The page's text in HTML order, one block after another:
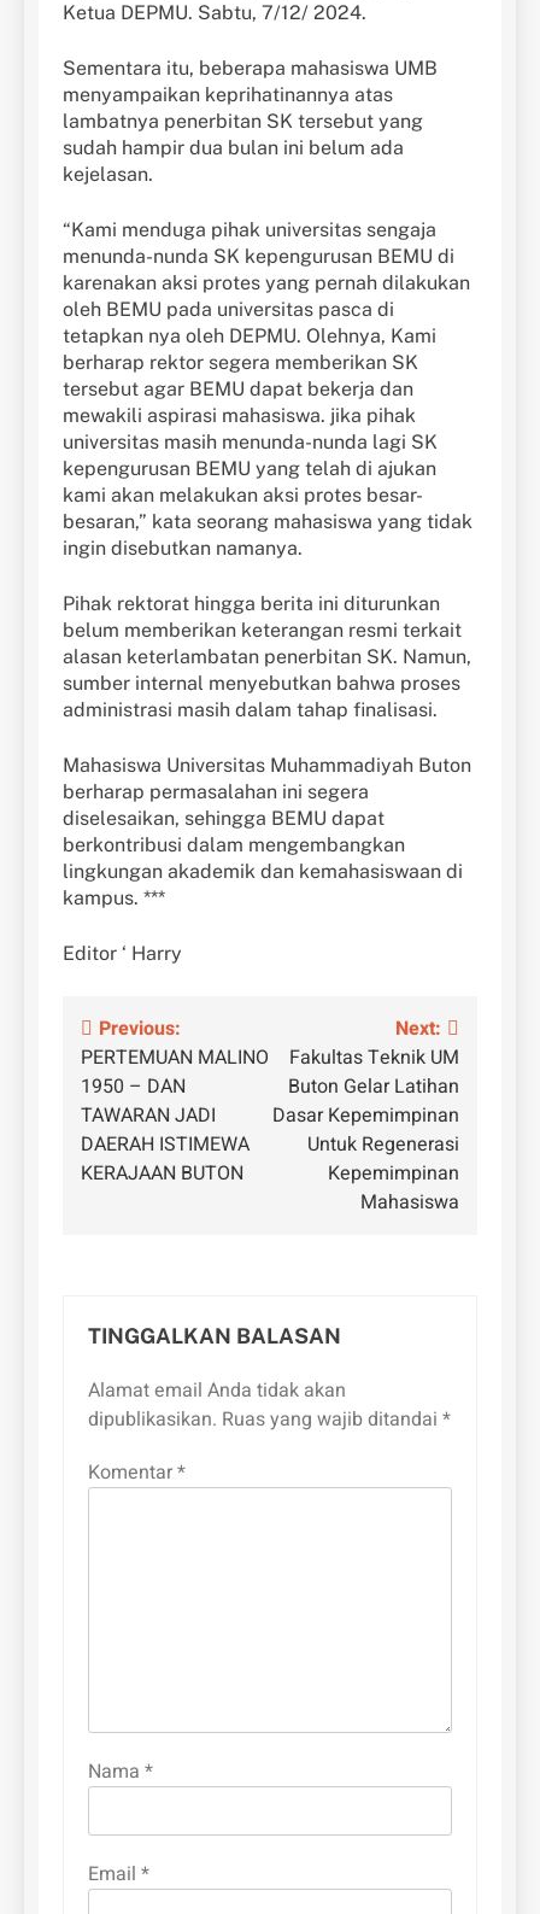
Ketua DEPMU. Sabtu, 7/12/ 2024.
Sementara itu, beberapa mahasiswa UMB
menyampaikan keprihatinannya atas
lambatnya penerbitan SK tersebut yang
sudah hampir dua bulan ini belum ada
kejelasan.
“Kami menduga pihak universitas sengaja
menunda-nunda SK kepengurusan BEMU di
karenakan aksi protes yang pernah dilakukan
oleh BEMU pada universitas pasca di
tetapkan nya oleh DEPMU. Olehnya, Kami
berharap rektor segera memberikan SK
tersebut agar BEMU dapat bekerja dan
mewakili aspirasi mahasiswa. jika pihak
universitas masih menunda-nunda lagi SK
kepengurusan BEMU yang telah di ajukan
kami akan melakukan aksi protes besar-
besaran,” kata seorang mahasiswa yang tidak
ingin disebutkan namanya.
Pihak rektorat hingga berita ini diturunkan
belum memberikan keterangan resmi terkait
alasan keterlambatan penerbitan SK. Namun,
sumber internal menyebutkan bahwa proses
administrasi masih dalam tahap finalisasi.
Mahasiswa Universitas Muhammadiyah Buton
berharap permasalahan ini segera
diselesaikan, sehingga BEMU dapat
berkontribusi dalam mengembangkan
lingkungan akademik dan kemahasiswaan di
kampus. ***
Editor ‘ Harry
Navigasi
pos
Previous:
PERTEMUAN MALINO
1950 – DAN
TAWARAN JADI
DAERAH ISTIMEWA
KERAJAAN BUTON
Next:
Fakultas Teknik UM
Buton Gelar Latihan
Dasar Kepemimpinan
Untuk Regenerasi
Kepemimpinan
Mahasiswa
TINGGALKAN BALASAN
Alamat email Anda tidak akan
dipublikasikan. Ruas yang wajib ditandai *
Komentar*
Nama *
Email *